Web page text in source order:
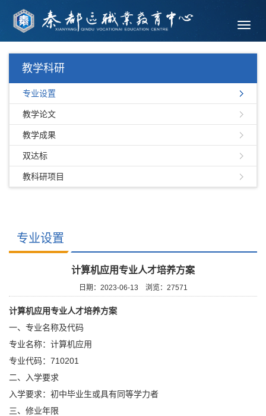
教学科研
专业设置
教学论文
教学成果
双达标
教科研项目
专业设置
计算机应用专业人才培养方案
日期：2023-06-13 浏览： 27571
计算机应用专业人才培养方案
一、专业名称及代码
专业名称：计算机应用
专业代码：710201
二、入学要求
入学要求：初中毕业生或具有同等学力者
三、修业年限